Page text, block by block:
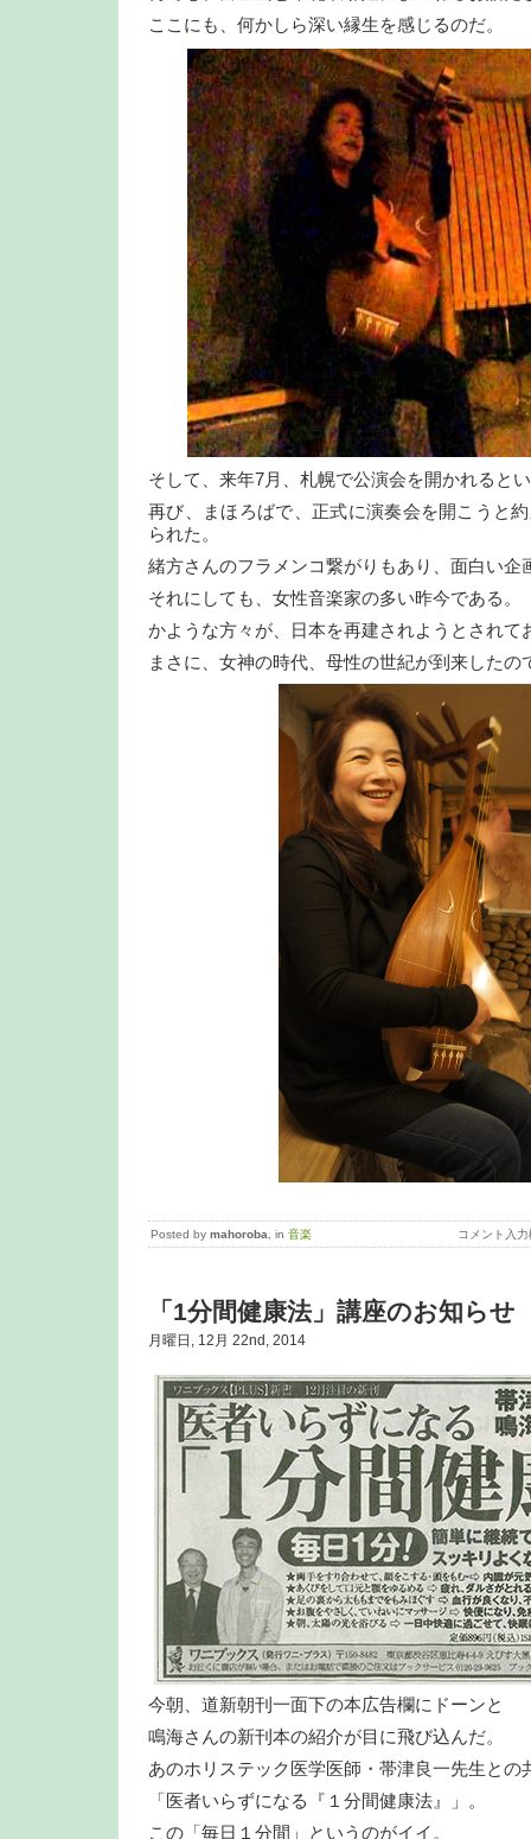
ここにも、何かしら深い縁生を感じるのだ。
そして、来年7月、札幌で公演会を開かれると
再び、まほろばで、正式に演奏会を開こうと
られた。
緒方さんのフラメンコ繋がりもあり、面白い企
それにしても、女性音楽家の多い昨今である。
かような方々が、日本を再建されようとされて
まさに、女神の時代、母性の世紀が到来したの
Posted by mahoroba, in 音楽 コメント入力
「1分間健康法」講座のお知らせ
月曜日, 12月 22nd, 2014
今朝、道新朝刊一面下の本広告欄にドーンと
鳴海さんの新刊本の紹介が目に飛び込んだ。
あのホリステック医学医師・帯津良一先生との
「医者いらずになる『１分間健康法』」。
この「毎日１分間」というのがイイ。